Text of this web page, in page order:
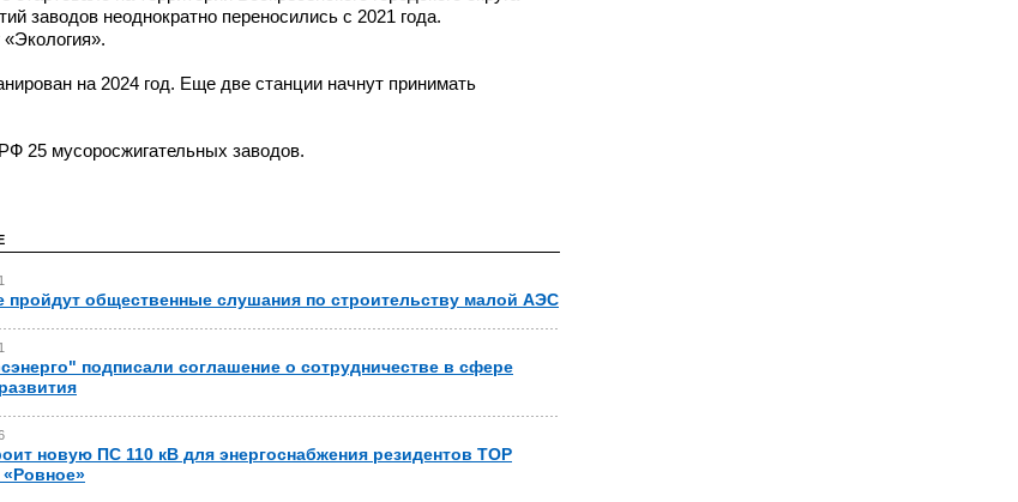
заводов неоднократно переносились с 2021 года.
на 2024 год. Еще две станции начнут принимать
25 мусоросжигательных заводов.
пройдут общественные слушания по строительству малой АЭС
подписали соглашение о сотрудничестве в сфере
новую ПС 110 кВ для энергоснабжения резидентов ТОР